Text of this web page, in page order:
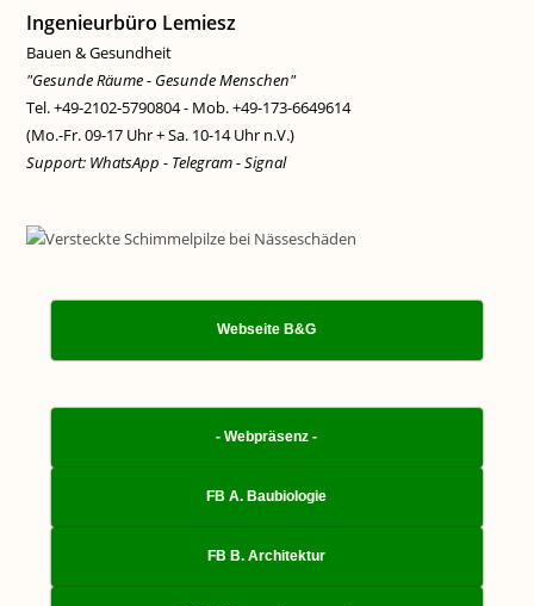
Ingenieurbüro Lemiesz
Bauen & Gesundheit
"Gesunde Räume - Gesunde Menschen"
Tel. +49-2102-5790804 - Mob. +49-173-6649614
(Mo.-Fr. 09-17 Uhr + Sa. 10-14 Uhr n.V.)
Support: WhatsApp - Telegram - Signal
Webseite B&G
- Webpräsenz -
FB A. Baubiologie
FB B. Architektur